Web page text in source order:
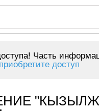
Часть
приобретите доступ